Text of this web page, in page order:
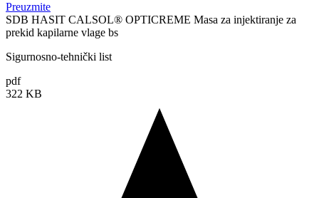
Preuzmite
SDB HASIT CALSOL® OPTICREME Masa za injektiranje za
prekid kapilarne vlage bs
Sigurnosno-tehnički list
pdf
322 KB